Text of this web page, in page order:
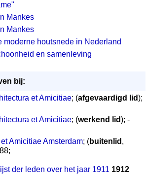
Mankes
Mankes
moderne houtsnede in Nederland
en samenleving
bij:
et Amicitiae; (afgevaardigd lid);
et Amicitiae; (werkend lid); -
Amicitiae Amsterdam; (buitenlid ,
der leden over het jaar 1911 1912